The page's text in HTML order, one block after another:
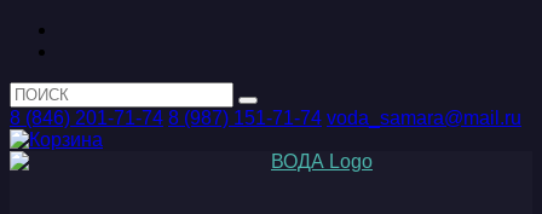
8 (846) 201-71-74 8 (987) 151-71-74 voda_samara@mail.ru